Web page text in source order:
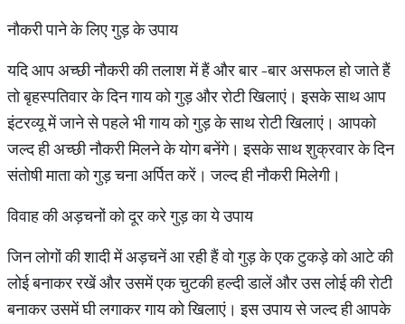
नौकरी पाने के लिए गुड़ के उपाय
यदि आप अच्छी नौकरी की तलाश में हैं और बार -बार असफल हो जाते हैं
तो बृहस्पतिवार के दिन गाय को गुड़ और रोटी खिलाएं। इसके साथ आप
इंटरव्यू में जाने से पहले भी गाय को गुड़ के साथ रोटी खिलाएं। आपको
जल्द ही अच्छी नौकरी मिलने के योग बनेंगे। इसके साथ शुक्रवार के दिन
संतोषी माता को गुड़ चना अर्पित करें। जल्द ही नौकरी मिलेगी।
विवाह की अड़चनों को दूर करे गुड़ का ये उपाय
जिन लोगों की शादी में अड़चनें आ रही हैं वो गुड़ के एक टुकड़े को आटे की
लोई बनाकर रखें और उसमें एक चुटकी हल्दी डालें और उस लोई की रोटी
बनाकर उसमें घी लगाकर गाय को खिलाएं। इस उपाय से जल्द ही आपके